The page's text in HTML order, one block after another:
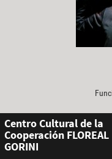
Centro Cultural de la
Cooperación FLOREAL
GORINI